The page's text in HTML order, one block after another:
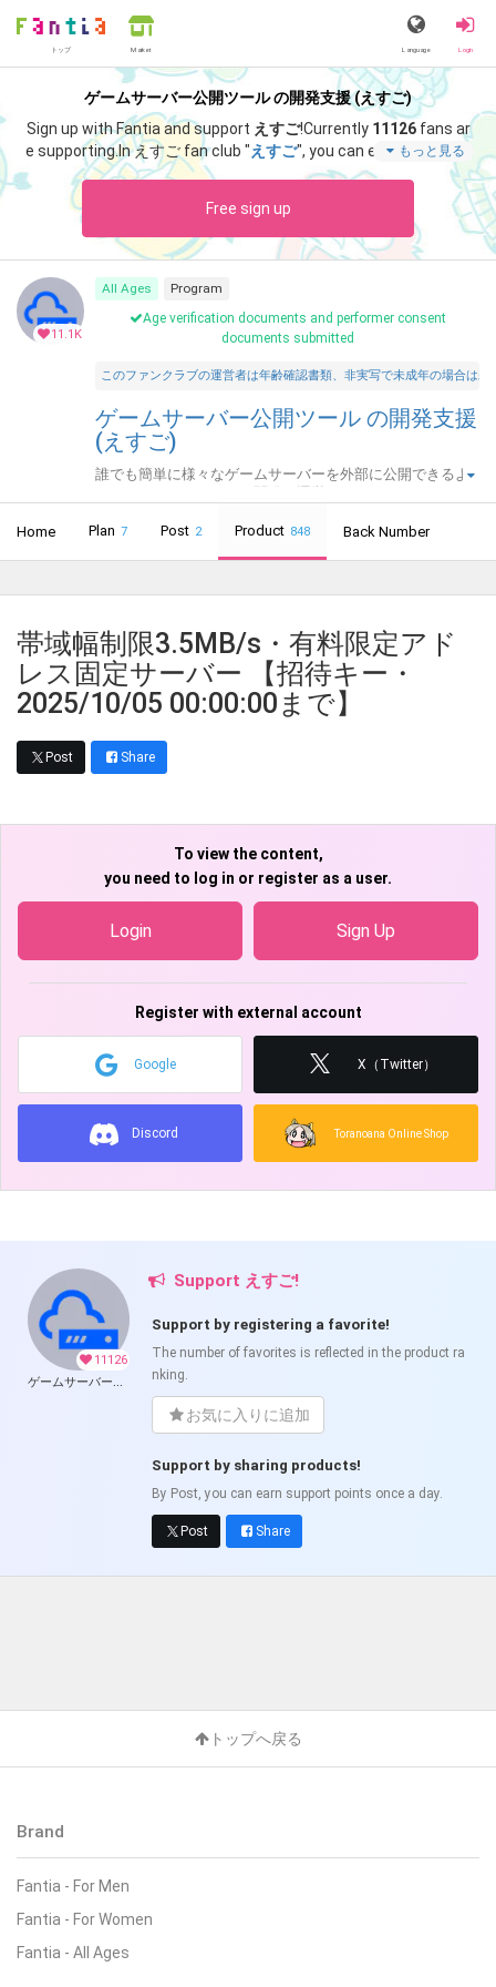
トップ Market Language Login
ゲームサーバー公開ツール の開発支援 (えすご)
Sign up with Fantia and support えすご!Currently 11126fans ar
e supporting.In えすご fan club "えすご", you can enjoy special c
ontent such as "サポート感謝！アドレス固定化「なし」・月額
もっと見る
Free sign up
11.1K
All Ages
Program
Age verification documents and performer consent
documents submitted
このファンクラブの運営者は年齢確認書類、非実写で未成年の場合は
ゲームサーバー公開ツール の開発支援
(えすご)
誰でも簡単に様々なゲームサーバーを外部に公開できるよ
Home Plan 7 Post 2 Product 848 Back Number
帯域幅制限3.5MB/s・有料限定アド
レス固定サーバー 【招待キー・
2025/10/05 00:00:00まで】
Post Share
To view the content,
you need to log in or register as a user.
Login Sign Up
Register with external account
Google X（Twitter）
Discord Toranoana Online Shop
11126
ゲームサーバー公開ツール の開発支援
Support えすご!
Support by registering a favorite!
The number of favorites is reflected in the product ra
nking.
お気に入りに追加
Support by sharing products!
By Post, you can earn support points once a day.
Post Share
トップへ戻る
Brand
Fantia - For Men
Fantia - For Women
Fantia - All Ages